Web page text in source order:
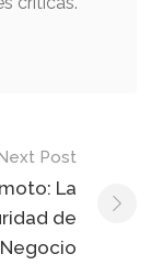
Post
La
de